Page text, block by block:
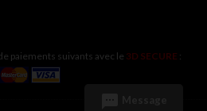
paiements suivants avec le 3D SECURE :